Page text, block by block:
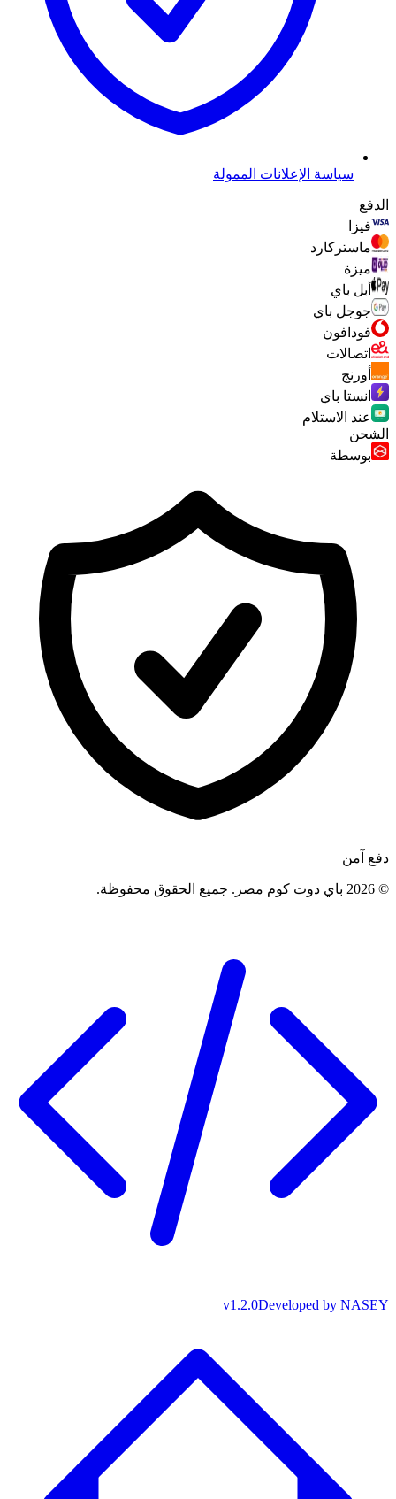
سياسة الإعلانات الممولة
الدفع
فيزا
ماستركارد
ميزة
أبل باي
جوجل باي
فودافون
اتصالات
أورنج
انستا باي
عند الاستلام
الشحن
بوسطة
دفع آمن
©
2026 باي دوت كوم مصر . جميع الحقوق محفوظة.
Developed by NASEY
v1.2.0